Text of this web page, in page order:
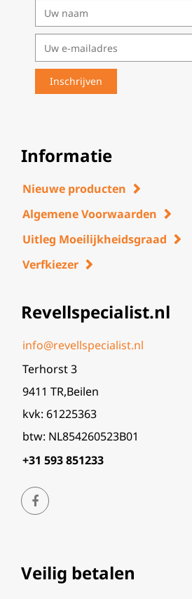
Informatie
Nieuwe producten
Algemene Voorwaarden
Uitleg Moeilijkheidsgraad
Verfkiezer
Revellspecialist.nl
info@revellspecialist.nl
Terhorst 3
9411 TR,Beilen
kvk: 61225363
btw: NL854260523B01
+31 593 851233
Veilig betalen